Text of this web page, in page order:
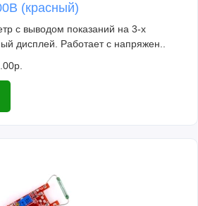
(красный)
с выводом показаний на 3-х
дисплей. Работает с напряжен..